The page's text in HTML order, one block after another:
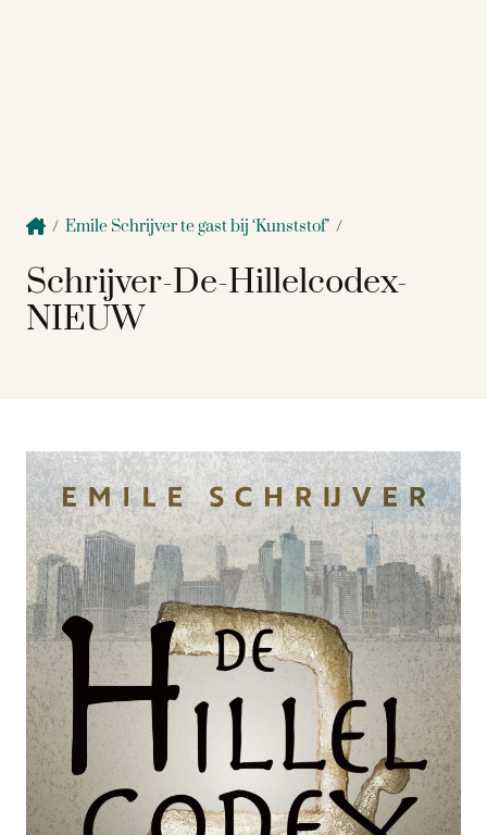
/ Emile Schrijver te gast bij ‘Kunststof’ /
Schrijver-De-Hillelcodex-
NIEUW